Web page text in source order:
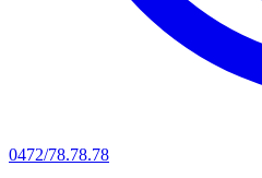
0472/78.78.78